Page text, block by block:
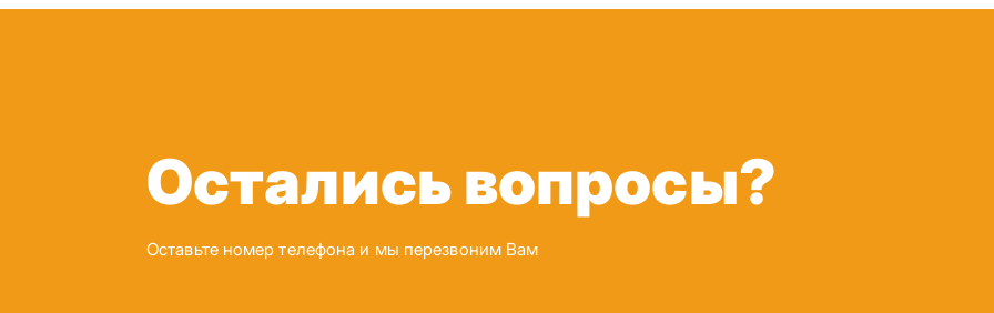
Остались вопросы?
Оставьте номер телефона и мы перезвоним Вам